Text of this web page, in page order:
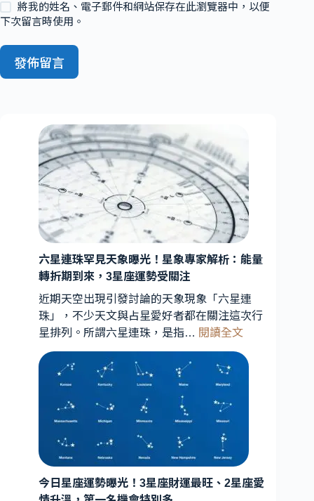
將我的姓名、電子郵件和網站保存在此瀏覽器中，以便
下次留言時使用。
發佈留言
六星連珠罕見天象曝光！星象專家解析：能量
轉折期到來，3星座運勢受關注
近期天空出現引發討論的天象現象「六星連
珠」，不少天文與占星愛好者都在關注這次行
星排列。所謂六星連珠，是指… 閱讀全文:
星
象
曝
今日星座運勢曝光！3星座財運最旺、2星座愛